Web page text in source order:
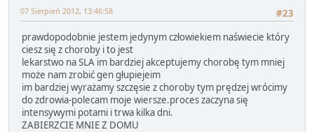
#23
07 Sierpień 2012, 13:46:58
prawdopodobnie jestem jedynym człowiekiem naświecie który
ciesz się z choroby i to jest
lekarstwo na SLA im bardziej akceptujemy chorobę tym mniej
może nam zrobić gen głupiejeim
im bardziej wyrażamy szczęsie z choroby tym prędzej wrócimy
do zdrowia-polecam moje wiersze.proces zaczyna się
intensywymi potami i trwa kilka dni.
ZABIERZCIE MNIE Z DOMU